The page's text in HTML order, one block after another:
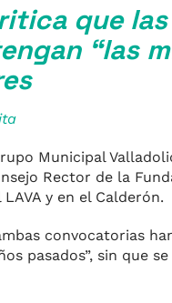
que
“las
Municipal
Rector de la
y en el Calderón.
convocatorias
pasados”, sin que